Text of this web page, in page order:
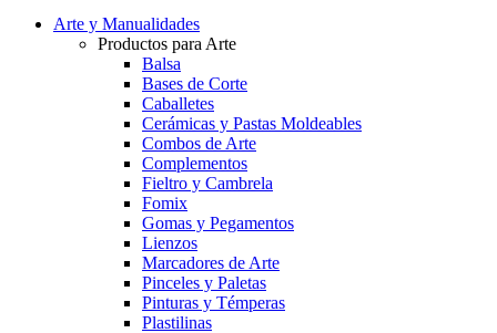
Arte y Manualidades
Productos para Arte
Balsa
Bases de Corte
Caballetes
Cerámicas y Pastas Moldeables
Combos de Arte
Complementos
Fieltro y Cambrela
Fomix
Gomas y Pegamentos
Lienzos
Marcadores de Arte
Pinceles y Paletas
Pinturas y Témperas
Plastilinas